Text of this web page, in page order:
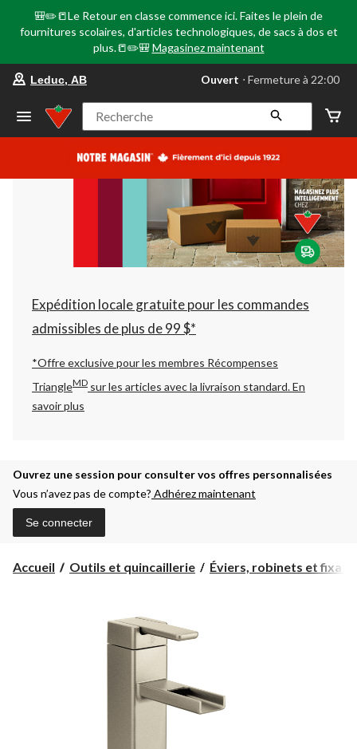
🎒✏️📒Le Retour en classe commence ici. Faites le plein de
fournitures scolaires, d'articles technologiques, de sacs à dos et
plus.📒✏️🎒 Magasinez maintenant
votre
préféré
Leduc,
AB,
courament
Fermeture
à
22:00
cliquer
pour
changer
Leduc, AB Ouvert ⋅ Fermeture à 22:00
Recherche
Expédition locale gratuite pour les commandes
admissibles de plus de 99 $*
*Offre exclusive pour les membres Récompenses
TriangleMD sur les articles avec la livraison standard.En
savoir plus
Ouvrez une session pour consulter vos offres personnalisées
Vous n’avez pas de compte? Adhérez maintenant
Se connecter
Accueil Outils et quincaillerie Éviers, robinets et